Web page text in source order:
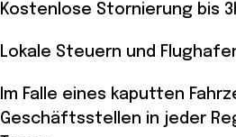
Kostenlose Stornierung bis
Lokale Steuern und
Im Falle eines kaputten
Geschäftsstellen in jeder